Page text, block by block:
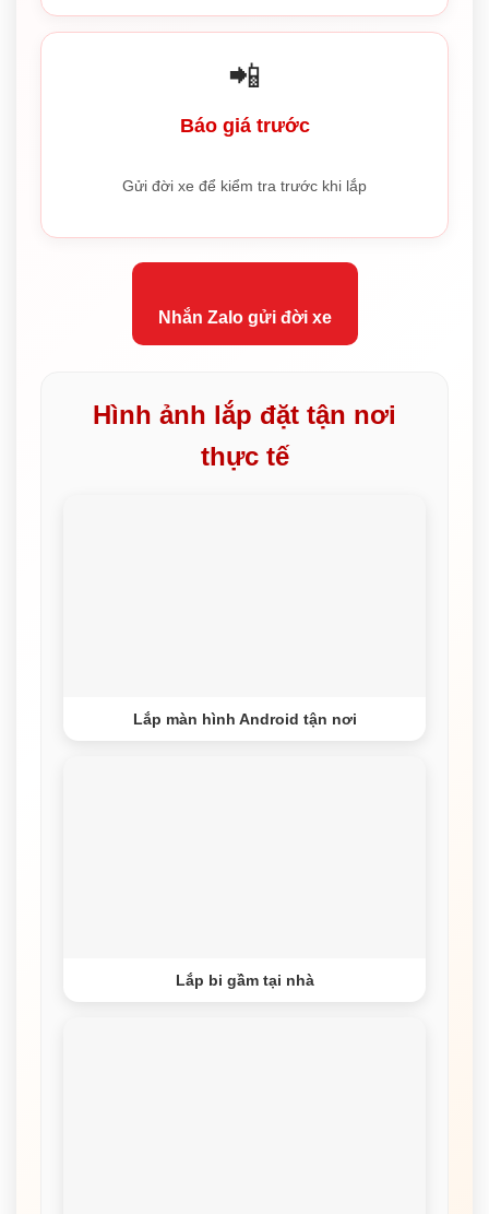
📲
Báo giá trước
Gửi đời xe để kiểm tra trước khi lắp
Nhắn Zalo gửi đời xe
Hình ảnh lắp đặt tận nơi
thực tế
Lắp màn hình Android tận nơi
Lắp bi gầm tại nhà